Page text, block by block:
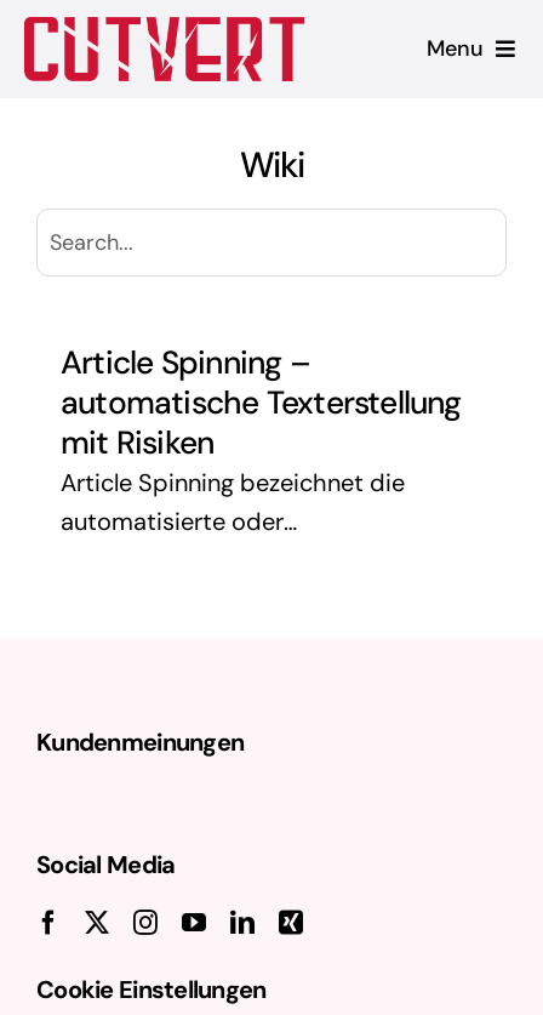
Zum
Inhalt
Menu
Blog
Wiki
Article Spinning –
automatische Texterstellung
mit Risiken
Article Spinning bezeichnet die
automatisierte oder
voneinander unterscheiden, aber
Kundenmeinungen
Social Media
Cookie Einstellungen